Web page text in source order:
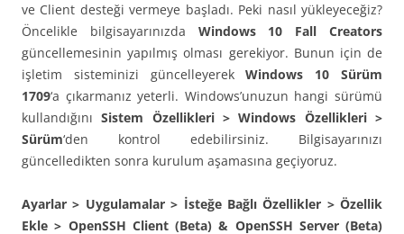
ve Client desteği vermeye başladı. Peki nasıl yükleyeceğiz?
Öncelikle bilgisayarınızda Windows 10 Fall Creators
güncellemesinin yapılmış olması gerekiyor. Bunun için de
işletim sisteminizi güncelleyerekWindows 10 Sürüm
1709‘a çıkarmanız yeterli. Windows’unuzun hangi sürümü
kullandığınıSistem Özellikleri > Windows Özellikleri >
Sürüm‘den kontrol edebilirsiniz. Bilgisayarınızı
güncelledikten sonra kurulum aşamasına geçiyoruz.
Ayarlar > Uygulamalar > İsteğe Bağlı Özellikler > Özellik
Ekle > OpenSSH Client (Beta) & OpenSSH Server (Beta)